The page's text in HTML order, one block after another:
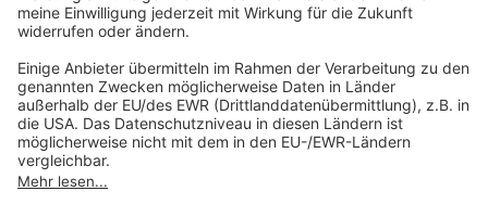
Folgen Sie uns
Impressum
Datenschutz